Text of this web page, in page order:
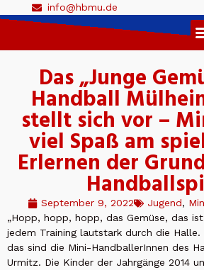
info@hbmu.de
Das „Junge
Handball
stellt sich vor –
viel Spaß am
Erlernen der
September 9, 2022 Jugend,
„Hopp, hopp, hopp, das Gemüse, das
jedem Training lautstark durch die Halle.
das sind die Mini-HandballerInnen des
Urmitz. Die Kinder der Jahrgänge 2014